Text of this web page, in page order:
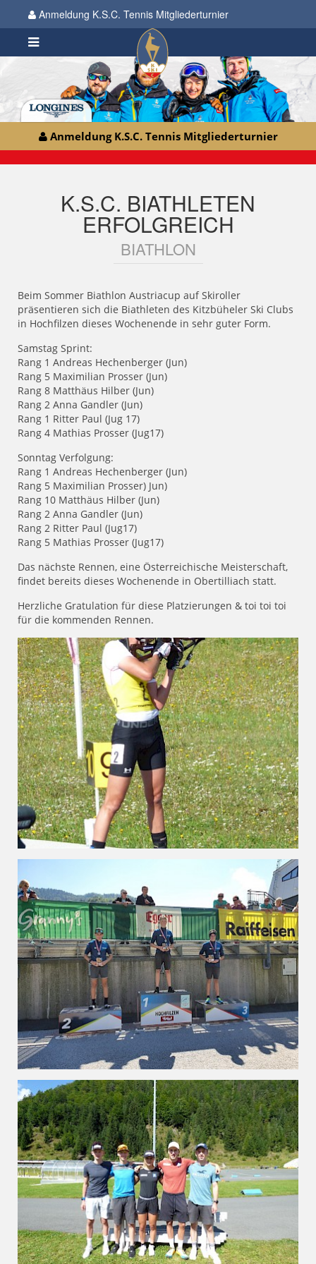
Anmeldung K.S.C. Tennis Mitgliederturnier
Anmeldung K.S.C. Tennis Mitgliederturnier
K.S.C. BIATHLETEN
ERFOLGREICH
BIATHLON
Beim Sommer Biathlon Austriacup auf Skiroller
präsentieren sich die Biathleten des Kitzbüheler Ski Clubs
in Hochfilzen dieses Wochenende in sehr guter Form.
Samstag Sprint:
Rang 1 Andreas Hechenberger (Jun)
Rang 5 Maximilian Prosser (Jun)
Rang 8 Matthäus Hilber (Jun)
Rang 2 Anna Gandler (Jun)
Rang 1 Ritter Paul (Jug 17)
Rang 4 Mathias Prosser (Jug17)
Sonntag Verfolgung:
Rang 1 Andreas Hechenberger (Jun)
Rang 5 Maximilian Prosser) Jun)
Rang 10 Matthäus Hilber (Jun)
Rang 2 Anna Gandler (Jun)
Rang 2 Ritter Paul (Jug17)
Rang 5 Mathias Prosser (Jug17)
Das nächste Rennen, eine Österreichische Meisterschaft,
findet bereits dieses Wochenende in Obertilliach statt.
Herzliche Gratulation für diese Platzierungen & toi toi toi
für die kommenden Rennen.